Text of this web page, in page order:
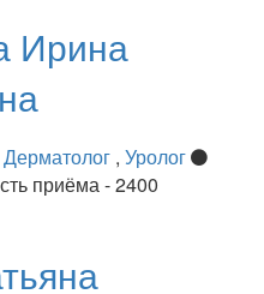
Ирина
Дерматолог , Уролог
приёма - 2400